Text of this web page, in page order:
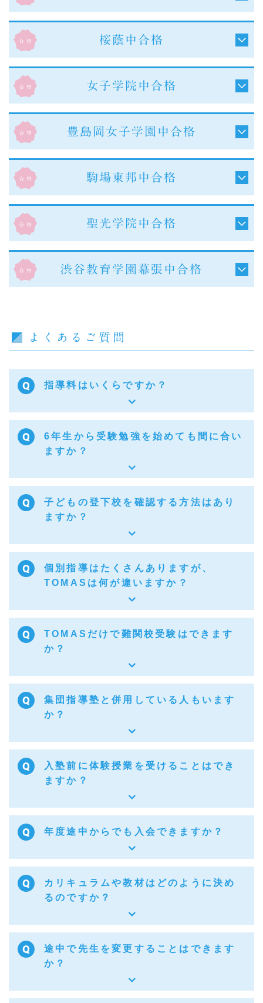
桜蔭中合格
女子学院中合格
豊島岡女子学園中合格
駒場東邦中合格
聖光学院中合格
渋谷教育学園幕張中合格
よくあるご質問
指導料はいくらですか？
6年生から受験勉強を始めても間に合い
ますか？
子どもの登下校を確認する方法はあり
ますか？
個別指導はたくさんありますが、
TOMASは何が違いますか？
TOMASだけで難関校受験はできます
か？
集団指導塾と併用している人もいます
か？
入塾前に体験授業を受けることはでき
ますか？
年度途中からでも入会できますか？
カリキュラムや教材はどのように決め
るのですか？
途中で先生を変更することはできます
か？